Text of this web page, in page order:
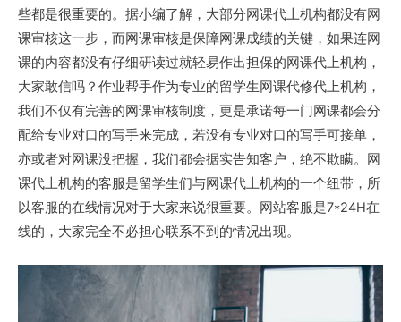
些都是很重要的。据小编了解，大部分网课代上机构都没有网
课审核这一步，而网课审核是保障网课成绩的关键，如果连网
课的内容都没有仔细研读过就轻易作出担保的网课代上机构，
大家敢信吗？作业帮手作为专业的留学生网课代修代上机构，
我们不仅有完善的网课审核制度，更是承诺每一门网课都会分
配给专业对口的写手来完成，若没有专业对口的写手可接单，
亦或者对网课没把握，我们都会据实告知客户，绝不欺瞒。网
课代上机构的客服是留学生们与网课代上机构的一个纽带，所
以客服的在线情况对于大家来说很重要。网站客服是7*24H在
线的，大家完全不必担心联系不到的情况出现。